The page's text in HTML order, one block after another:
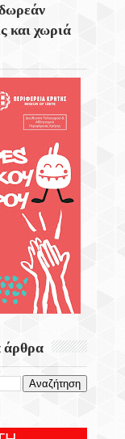
και χωριά
άρθρα